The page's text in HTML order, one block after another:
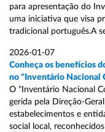
para apresentação do
uma iniciativa que visa
tradicional português.A
2026-01-07
Conheça os benefícios
no "Inventário Nacional
O "Inventário Nacional
gerida pela Direção-
estabelecimentos e
social local,